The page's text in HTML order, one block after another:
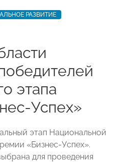
РАЗВИТИЕ
этапа
Успех»
этап Национальной
«Бизнес-Успех».
для проведения